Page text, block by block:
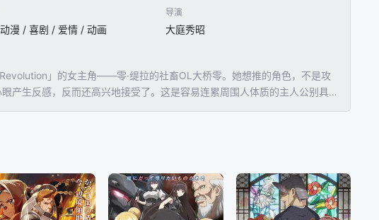
漫 / 喜剧 / 爱情 / 动画
导演
大庭秀昭
」的女主角——零·缇拉的社畜OL大桥零。她想推的角色，不是攻
生反感，反而还高兴地接受了。这是容易连累周围人体质的主人公别具一